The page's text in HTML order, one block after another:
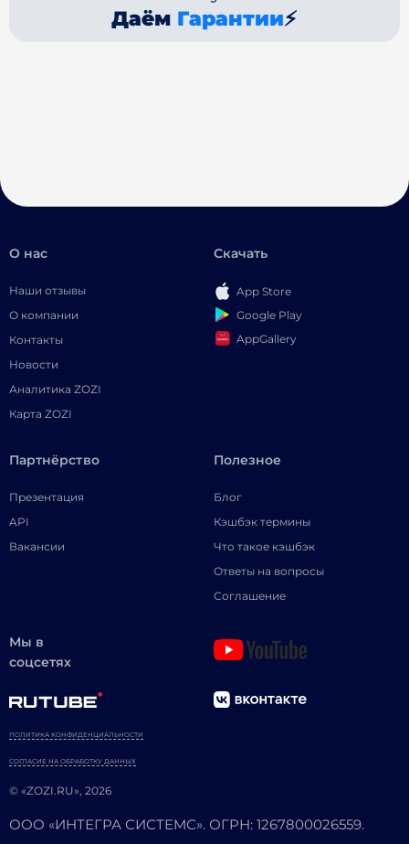
Даём Гарантии⚡
О нас
Наши отзывы
О компании
Контакты
Новости
Аналитика ZOZI
Карта ZOZI
Скачать
App Store
Google Play
AppGallery
Партнёрство
Презентация
API
Вакансии
Полезное
Блог
Кэшбэк термины
Что такое кэшбэк
Ответы на вопросы
Соглашение
Мы в
соцсетях
© «ZOZI.RU», 2026
ПОЛИТИКА КОНФИДЕНЦИАЛЬНОСТИ
СОГЛАСИЕ НА ОБРАБОТКУ ДАННЫХ
ООО «ИНТЕГРА СИСТЕМС». ОГРН: 1267800026559.